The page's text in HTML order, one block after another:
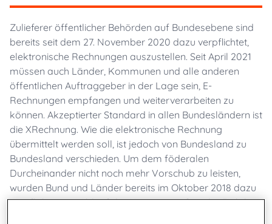
Zulieferer öffentlicher Behörden auf Bundesebene sind
bereits seit dem 27. November 2020 dazu verpflichtet,
elektronische Rechnungen auszustellen. Seit April 2021
müssen auch Länder, Kommunen und alle anderen
öffentlichen Auftraggeber in der Lage sein, E-
Rechnungen empfangen und weiterverarbeiten zu
können. Akzeptierter Standard in allen Bundesländern ist
die XRechnung. Wie die elektronische Rechnung
übermittelt werden soll, ist jedoch von Bundesland zu
Bundesland verschieden. Um dem föderalen
Durcheinander nicht noch mehr Vorschub zu leisten,
wurden Bund und Länder bereits im Oktober 2018 dazu
verpflichtet, mit Ablauf der Umsetzungsfrist der Richtlinie